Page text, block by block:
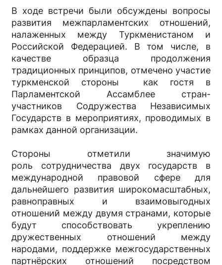
В ходе встречи были обсуждены вопросы
развития межпарламентских отношений,
налаженных между Туркменистаном и
Российской Федерацией. В том числе, в
качестве образца продолжения
традиционных принципов, отмечено участие
туркменской стороны как гостя в
Парламентской Ассамблее стран-
участников Содружества Независимых
Государств в мероприятиях, проводимых в
рамках данной организации.
Стороны отметили значимую
роль сотрудничества двух государств в
международной правовой сфере для
дальнейшего развития широкомасштабных,
равноправных и взаимовыгодных
отношений между двумя странами, которые
будут способствовать укреплению
дружественных отношений между
народами, поддержке межгосударственных
партнёрских отношений посредством